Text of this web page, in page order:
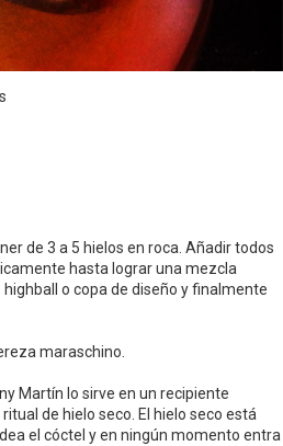
de 3 a 5 hielos en roca. Añadir todos
hasta lograr una mezcla
o copa de diseño y finalmente
maraschino.
Martín lo sirve en un recipiente
de hielo seco. El hielo seco está
el cóctel y en ningún momento entra